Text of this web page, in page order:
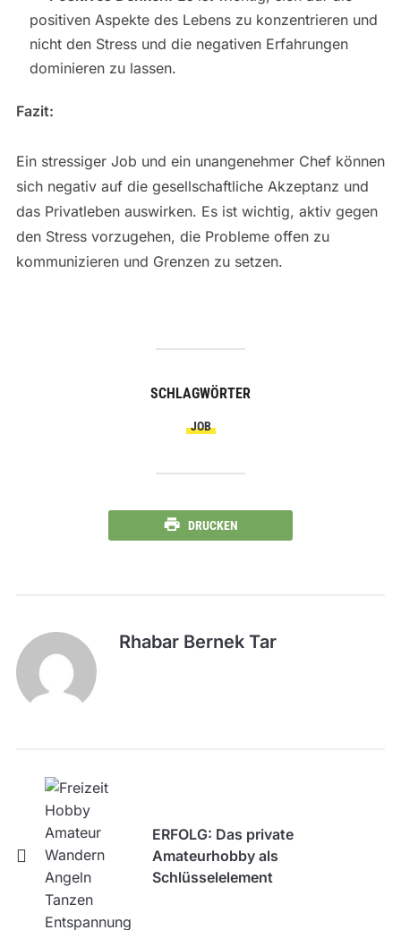
positiven Aspekte des Lebens zu konzentrieren und
nicht den Stress und die negativen Erfahrungen
dominieren zu lassen.
Fazit:
Ein stressiger Job und ein unangenehmer Chef können
sich negativ auf die gesellschaftliche Akzeptanz und
das Privatleben auswirken. Es ist wichtig, aktiv gegen
den Stress vorzugehen, die Probleme offen zu
kommunizieren und Grenzen zu setzen.
SCHLAGWÖRTER
JOB
DRUCKEN
Rhabar Bernek Tar
ERFOLG: Das private
Amateurhobby als
Schlüsselelement